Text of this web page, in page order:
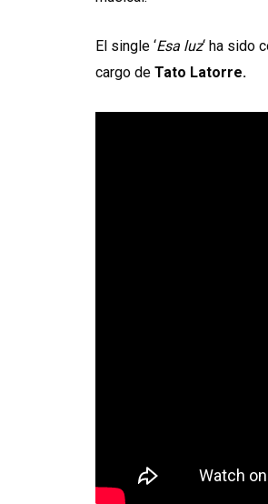
El single ‘Esa luz‘ ha sido
cargo deTato Latorre.